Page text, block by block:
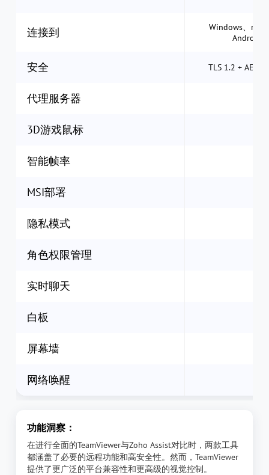
连接到
Windows、
Android
安全 TLS 1.2 + AES
代理服务器
3D游戏鼠标
智能帧率
MSI部署
隐私模式
角色权限管理
实时聊天
白板
屏幕墙
网络唤醒
功能洞察：
在进行全面的TeamViewer与Zoho Assist对比时，两款工具
都涵盖了必要的远程功能和高安全性。然而，TeamViewer
提供了更广泛的平台兼容性和更高级的视觉控制。